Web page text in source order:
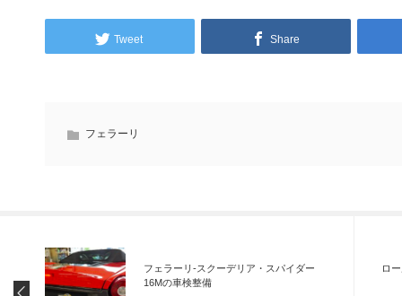
Tweet Share
フェラーリ
フェラーリ-スクーデリア・スパイダー
16Mの車検整備
ロ